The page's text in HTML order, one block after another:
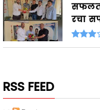
रचा
RSS FEED